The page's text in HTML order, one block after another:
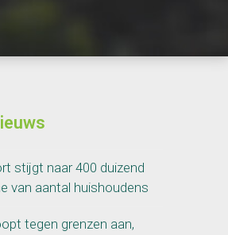
stijgt naar 400 duizend
van aantal huishoudens
tegen grenzen aan,